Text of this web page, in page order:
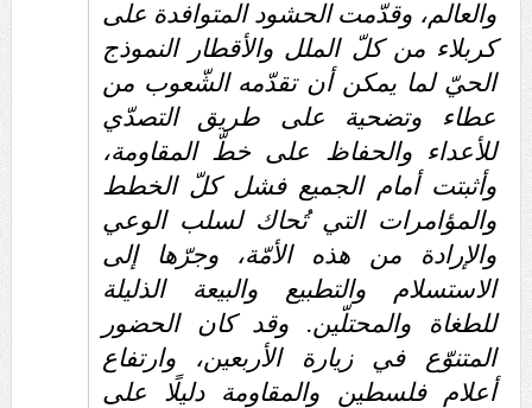
والعالم، وقدّمت الحشود المتوافدة على
كربلاء من كلّ الملل والأقطار النموذج
الحيّ لما يمكن أن تقدّمه الشّعوب من
عطاء وتضحية على طريق التصدّي
للأعداء والحفاظ على خطّ المقاومة،
وأثبتت أمام الجميع فشل كلّ الخطط
والمؤامرات التي تُحاك لسلب الوعي
والإرادة من هذه الأمّة، وجرّها إلى
الاستسلام والتطبيع والبيعة الذليلة
للطغاة والمحتلّين. وقد كان الحضور
المتنوّع في زيارة الأربعين، وارتفاع
أعلام فلسطين والمقاومة دليلًا على